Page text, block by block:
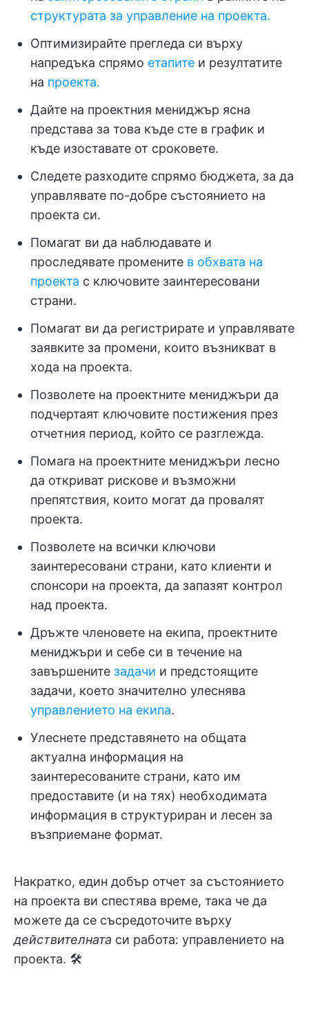
структурата за управление на проекта.
Оптимизирайте прегледа си върху
напредъка спрямо етапите и резултатите
на проекта.
Дайте на проектния мениджър ясна
представа за това къде сте в график и
къде изоставате от сроковете.
Следете разходите спрямо бюджета, за да
управлявате по-добре състоянието на
проекта си.
Помагат ви да наблюдавате и
проследявате промените в обхвата на
проекта с ключовите заинтересовани
страни.
Помагат ви да регистрирате и управлявате
заявките за промени, които възникват в
хода на проекта.
Позволете на проектните мениджъри да
подчертаят ключовите постижения през
отчетния период, който се разглежда.
Помага на проектните мениджъри лесно
да откриват рискове и възможни
препятствия, които могат да провалят
проекта.
Позволете на всички ключови
заинтересовани страни, като клиенти и
спонсори на проекта, да запазят контрол
над проекта.
Дръжте членовете на екипа, проектните
мениджъри и себе си в течение на
завършените задачи и предстоящите
задачи, което значително улеснява
управлението на екипа.
Улеснете представянето на общата
актуална информация на
заинтересованите страни, като им
предоставите (и на тях) необходимата
информация в структуриран и лесен за
възприемане формат.
Накратко, един добър отчет за състоянието
на проекта ви спестява време, така че да
можете да се съсредоточите върху
действителната си работа: управлението на
проекта. 🛠️